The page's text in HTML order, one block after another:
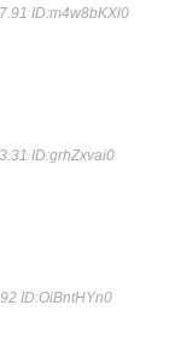
ID:m4w8bKXl0
ID:grhZxvai0
ID:OiBntHYn0